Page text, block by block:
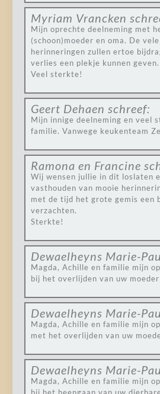
Myriam Vrancken
Mijn oprechte deelneming met
(schoon)moeder en oma. De
herinneringen zullen ertoe
verlies een plekje kunnen geven.
Veel sterkte!
Geert Dehaen schreef:
Mijn innige deelneming en veel
familie. Vanwege keukenteam
Ramona en Francine
Wij wensen jullie in dit loslaten
vasthouden van mooie
met de tijd het grote gemis een
verzachten.
Sterkte!
Dewaelheyns Marie-
Magda, Achille en familie mijn
bij het overlijden van uw
Dewaelheyns Marie-
Magda, Achille en familie mijn
met het overlijden van uw
Dewaelheyns Marie-
Magda, Achille en familie mijn